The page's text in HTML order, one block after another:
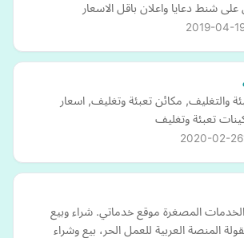
شنط دعايا واعلان باقل الاسعار
2019-04-
والتغليف, مكائن تعبئة وتغليف, اسعار
تعبئة وتغليف
2020-02-26
المصغرة موقع خدماتي. شراء وبيع
المنصة العربية للعمل الحر، بيع وشراء